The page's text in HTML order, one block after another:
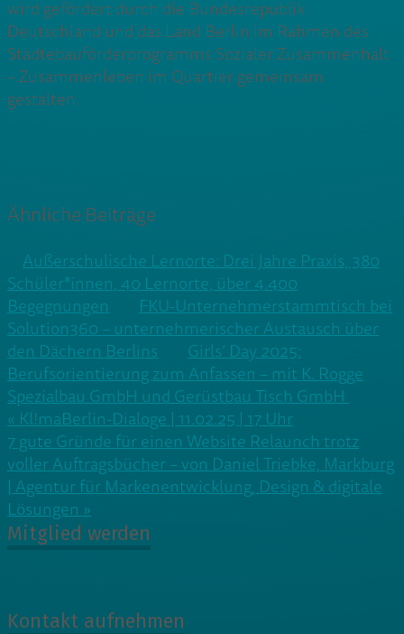
wird gefördert durch die Bundesrepublik
Deutschland und das Land Berlin im Rahmen des
Städtebauförderprogramms Sozialer Zusammenhalt
– Zusammenleben im Quartier gemeinsam
gestalten.
Ähnliche Beiträge
Außerschulische Lernorte: Drei Jahre Praxis, 380
Schüler*innen, 40 Lernorte, über 4.400
Begegnungen
FKU-Unternehmerstammtisch bei
Solution360 – unternehmerischer Austausch über
den Dächern Berlins
Girls’ Day 2025:
Berufsorientierung zum Anfassen – mit K. Rogge
Spezialbau GmbH und Gerüstbau Tisch GmbH
Beitragsnavigation
« Kl!maBerlin-Dialoge | 11.02.25 | 17 Uhr
7 gute Gründe für einen Website Relaunch trotz
voller Auftragsbücher – von Daniel Triebke, Markburg
| Agentur für Markenentwicklung, Design & digitale
Lösungen »
Mitglied werden
Kontakt aufnehmen